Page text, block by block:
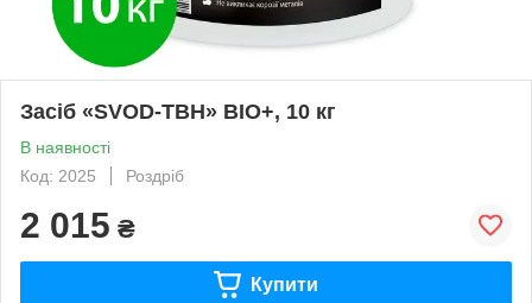
Засіб «SVOD-ТВН» BIO+, 10 кг
В наявності
Код: 2025
Роздріб
2 015 ₴
Купити